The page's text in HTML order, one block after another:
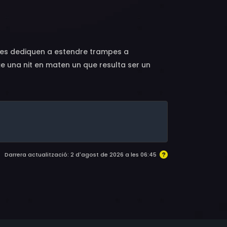
James Handy, Victor Love,
Jr., Robert Apisa, Deborah Rennard,
dediquen a estendre trampes a
nit en maten un que resulta ser un
fer-se càrrec de la investigació i
creuen que han trobat l'home ideal en
Darrera actualització: 2 d'agost de 2026 a les 06:45